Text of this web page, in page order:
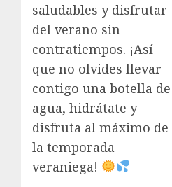
saludables y disfrutar
del verano sin
contratiempos. ¡Así
que no olvides llevar
contigo una botella de
agua, hidrátate y
disfruta al máximo de
la temporada
veraniega!